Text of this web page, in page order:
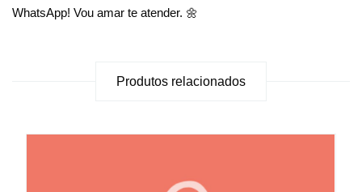
WhatsApp! Vou amar te atender. 🌼
Produtos relacionados